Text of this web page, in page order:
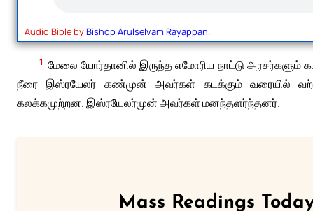
Audio Bible byBishop Arulselvam Rayappan.
1 மேலை யோர்தானில் இருந்த எமோரிய நாட்டு
நீரை இஸ்ரயேலர் கண்முன் அவர்கள் கடக்கும் வரையில்
கலக்கமுற்றன. இஸ்ரயேலர்முன் அவர்கள் மனந்தளர்ந்தனர்.
Mass Readings